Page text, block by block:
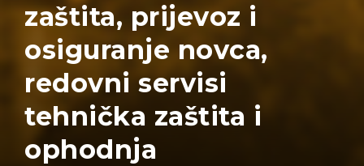
zaštita, prijevoz i
osiguranje novca,
redovni servisi
tehnička zaštita i
ophodnja